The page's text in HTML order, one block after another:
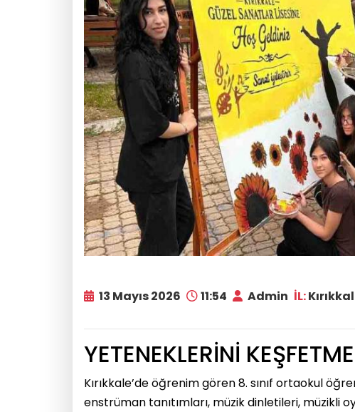
13 Mayıs 2026 11:54 Admin İL:
YETENEKLERİNİ
Kırıkkale’de öğrenim gören 8. sınıf ortaokul
enstrüman tanıtımları, müzik dinletileri, müzikli